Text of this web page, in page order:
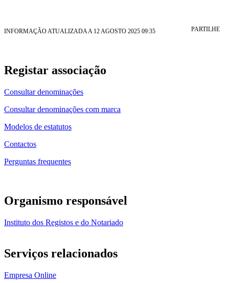
INFORMAÇÃO ATUALIZADA A 12 AGOSTO 2025 09:35 PARTILHE
Registar associação
Consultar denominações
Consultar denominações com marca
Modelos de estatutos
Contactos
Perguntas frequentes
Organismo responsável
Instituto dos Registos e do Notariado
Serviços relacionados
Empresa Online